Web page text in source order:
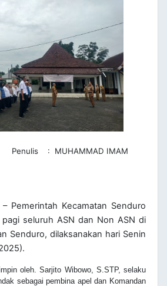
Penulis : MUHAMMAD IMAM
– Pemerintah Kecamatan Senduro
pagi seluruh ASN dan Non ASN di
Senduro, dilaksanakan hari Senin
oleh.Sarjito Wibowo, S.STP, selaku
sebagai pembina apel dan Komandan